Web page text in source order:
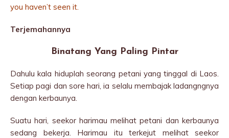
you haven’t seen it.
Terjemahannya
Binatang Yang Paling Pintar
Dahulu kala hiduplah seorang petani yang tinggal di Laos.
Setiap pagi dan sore hari, ia selalu membajak ladangngnya
dengan kerbaunya.
Suatu hari, seekor harimau melihat petani dan kerbaunya
sedang bekerja. Harimau itu terkejut melihat seekor